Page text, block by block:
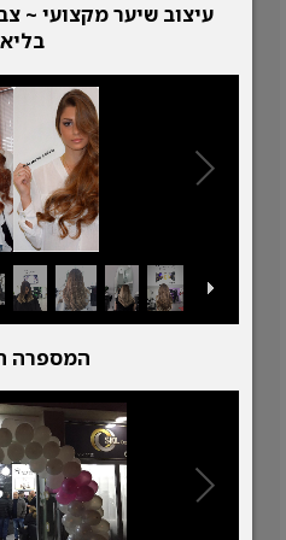
עיצוב שיער מקצועי ~
המספרה